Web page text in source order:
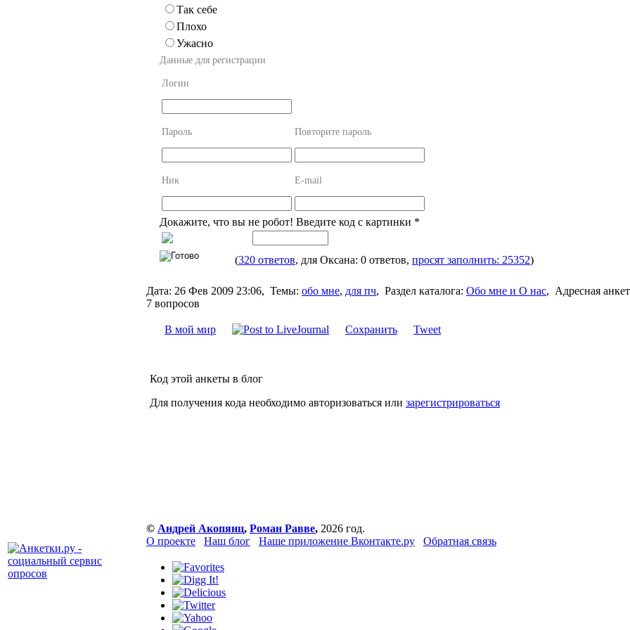
Так себе
Плохо
Ужасно
Данные для регистрации
Логин
Пароль Повторите пароль
Ник E-mail
Докажите, что вы не робот! Введите код с картинки *
(320 ответов, для Оксана: 0 ответов, просят заполнить: 25352)
Дата: 26 Фев 2009 23:06, Темы: обо мне, для пч, Раздел каталога: Обо мне и О нас, Адресная
7 вопросов
В мой мир Сохранить Tweet
Код этой анкеты в блог
Для получения кода необходимо авторизоваться или зарегистрироваться
© Андрей Акопянц, Роман Равве, 2026 год.
О проекте
Наш блог Наше приложение Вконтакте.ру Обратная связь